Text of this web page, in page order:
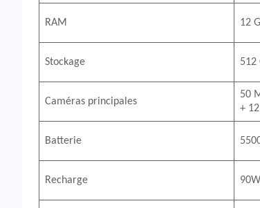
RAM 12
Stockage 512
Caméras principales
50
+
Batterie
Recharge